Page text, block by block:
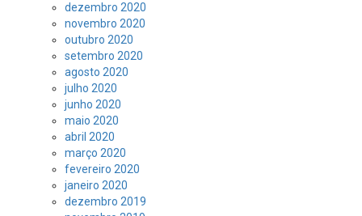
dezembro 2020
novembro 2020
outubro 2020
setembro 2020
agosto 2020
julho 2020
junho 2020
maio 2020
abril 2020
março 2020
fevereiro 2020
janeiro 2020
dezembro 2019